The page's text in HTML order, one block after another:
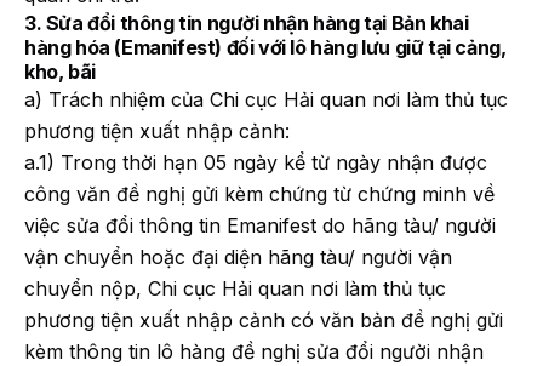
3. Sửa đổi thông tin người nhận hàng tại Bản khai
hàng hóa (Emanifest) đối với lô hàng lưu giữ tại cảng,
kho, bãi
a) Trách nhiệm của Chi cục Hải quan nơi làm thủ tục
phương tiện xuất nhập cảnh:
a.1) Trong thời hạn 05 ngày kể từ ngày nhận được
công văn đề nghị gửi kèm chứng từ chứng minh về
việc sửa đổi thông tin Emanifest do hãng tàu/ người
vận chuyển hoặc đại diện hãng tàu/ người vận
chuyển nộp, Chi cục Hải quan nơi làm thủ tục
phương tiện xuất nhập cảnh có văn bản đề nghị gửi
kèm thông tin lô hàng đề nghị sửa đổi người nhận